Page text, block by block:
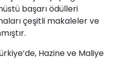
başarı ödülleri
çeşitli makaleler ve
Hazine ve Maliye